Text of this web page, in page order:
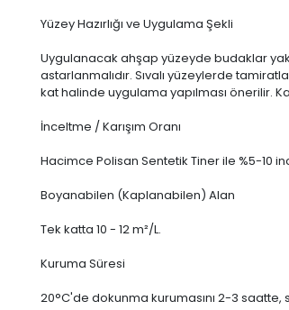
Yüzey Hazırlığı ve Uygulama Şekli
Uygulanacak ahşap yüzeyde budaklar
astarlanmalıdır. Sıvalı yüzeylerde
kat halinde uygulama yapılması önerilir.
İnceltme / Karışım Oranı
Hacimce Polisan Sentetik Tiner ile %5-10
Boyanabilen (Kaplanabilen) Alan
Tek katta 10 - 12 m²/L.
Kuruma Süresi
20°C'de dokunma kurumasını 2-3 saatte,